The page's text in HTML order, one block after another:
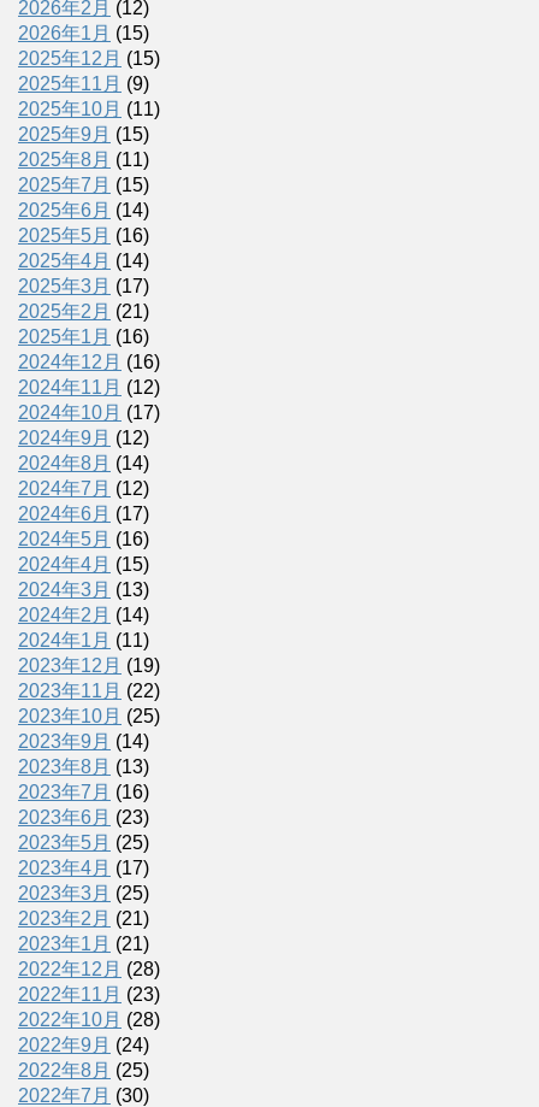
2026年2月 (12)
2026年1月 (15)
2025年12月 (15)
2025年11月 (9)
2025年10月 (11)
2025年9月 (15)
2025年8月 (11)
2025年7月 (15)
2025年6月 (14)
2025年5月 (16)
2025年4月 (14)
2025年3月 (17)
2025年2月 (21)
2025年1月 (16)
2024年12月 (16)
2024年11月 (12)
2024年10月 (17)
2024年9月 (12)
2024年8月 (14)
2024年7月 (12)
2024年6月 (17)
2024年5月 (16)
2024年4月 (15)
2024年3月 (13)
2024年2月 (14)
2024年1月 (11)
2023年12月 (19)
2023年11月 (22)
2023年10月 (25)
2023年9月 (14)
2023年8月 (13)
2023年7月 (16)
2023年6月 (23)
2023年5月 (25)
2023年4月 (17)
2023年3月 (25)
2023年2月 (21)
2023年1月 (21)
2022年12月 (28)
2022年11月 (23)
2022年10月 (28)
2022年9月 (24)
2022年8月 (25)
2022年7月 (30)